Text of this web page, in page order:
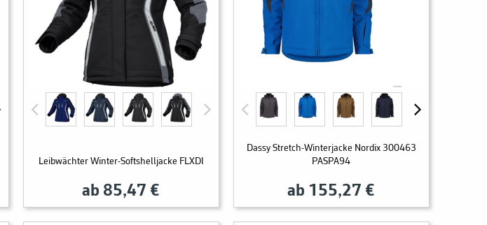
Leibwächter Winter-Softshelljacke FLXDI
ab 85,47 €
Dassy Stretch-Winterjacke Nordix 300463
PASPA94
ab 155,27 €